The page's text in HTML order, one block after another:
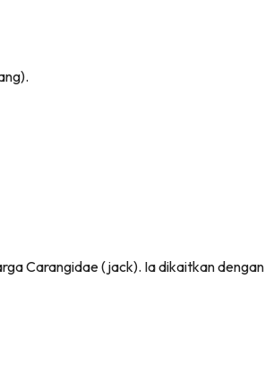
Carangidae (jack). Ia dikaitkan dengan